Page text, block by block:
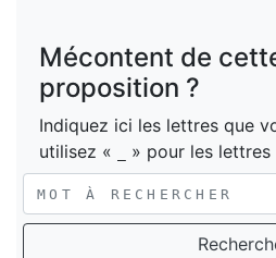
Mécontent de
proposition ?
Indiquez ici les lettres que
utilisez «
» pour les lettres